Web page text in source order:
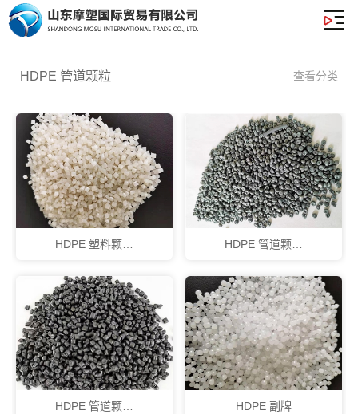
HDPE 管道颗粒 查看分类
HDPE 塑料颗… HDPE 管道颗…
HDPE 管道颗… HDPE 副牌